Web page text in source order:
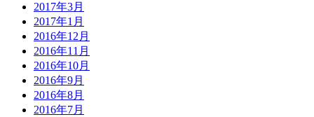
2017年3月
2017年1月
2016年12月
2016年11月
2016年10月
2016年9月
2016年8月
2016年7月